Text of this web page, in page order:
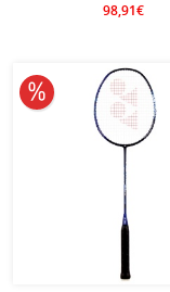
98,91€
10% reduziert